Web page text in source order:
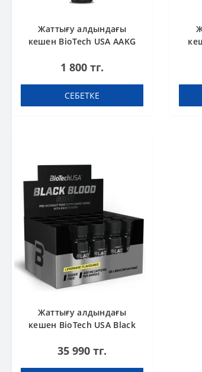
Жаттығу алдындағы
кешен BioTech USA AAKG
1 800 тг.
СЕБЕТКЕ
Жаттығу алдындағы
кешен BioTech USA Black
60 ml шоты (қорапта 20
35 990 тг.